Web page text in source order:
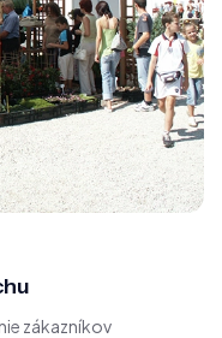
zákazníkov